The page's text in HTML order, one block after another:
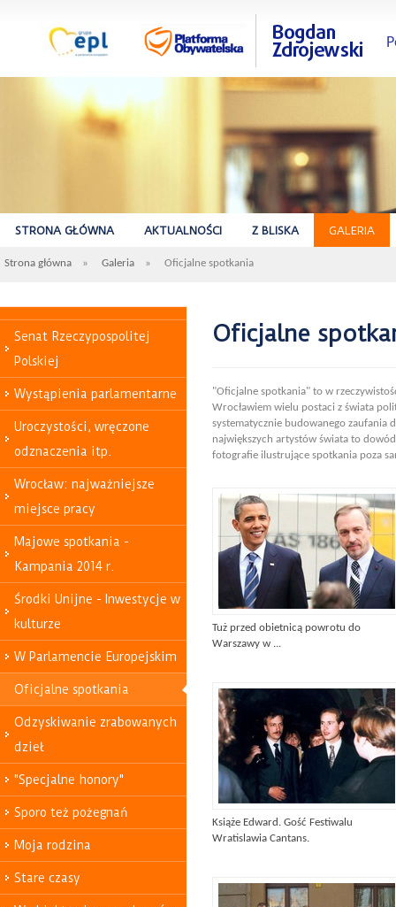
STRONA GŁÓWNA AKTUALNOŚCI Z BLISKA GALERIA
Strona główna » Galeria » Oficjalne spotkania
Senat Rzeczypospolitej
Polskiej
Wystąpienia parlamentarne
Uroczystości, wręczone
odznaczenia itp.
Wrocław: najważniejsze
miejsce pracy
Majowe spotkania -
Kampania 2014 r.
Środki Unijne - Inwestycje w
kulturze
W Parlamencie Europejskim
Oficjalne spotkania
Odzyskiwanie zrabowanych
dzieł
"Specjalne honory"
Sporo też pożegnań
Moja rodzina
Stare czasy
Oficjalne
"Oficjalne spotkania" to w
Wrocławiem wielu postaci z świata
systematycznie budowanego zaufania
największych artystów świata to
fotografie ilustrujące spotkania poza
Tuż przed obietnicą powrotu do
Warszawy w ...
Książe Edward. Gość Festiwalu
Wratislawia Cantans.